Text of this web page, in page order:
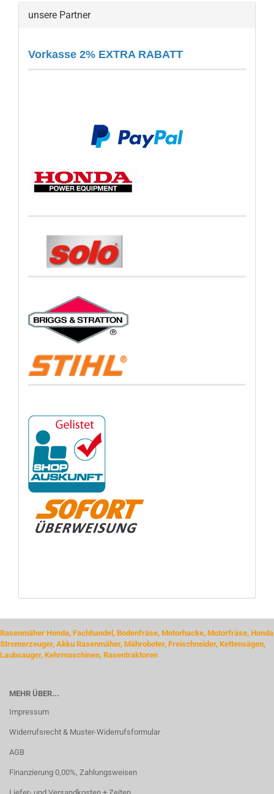
unsere Partner
Vorkasse 2% EXTRA RABATT
Rasenmäher Honda, Fachhandel, Bodenfräse, Motorhacke, Motorfräse, Honda
Stromerzeuger, Akku Rasenmäher, Mähroboter, Freischneider, Kettensägen,
Laubsauger, Kehrmaschinen, Rasentraktoren
MEHR ÜBER...
Impressum
Widerrufsrecht & Muster-Widerrufsformular
AGB
Finanzierung 0,00%, Zahlungsweisen